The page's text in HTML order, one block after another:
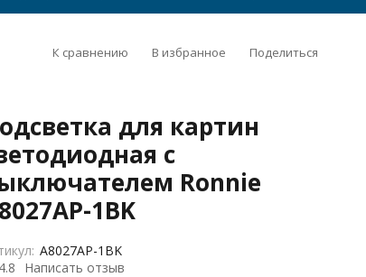
К сравнению В избранное Поделиться
для картин
с
Ronnie
1BK
4.8 Написать отзыв
A8027AP-1BK